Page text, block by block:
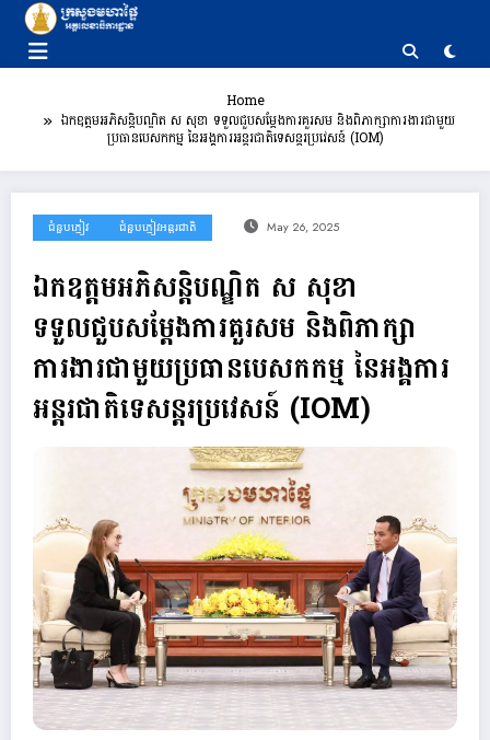
content
Home
ឯកឧត្តមអភិសន្តិបណ្ឌិត ស សុខា ទទួលជួបសម្តែងការគួរសម និងពិភាក្សាការងារជាមួយ
ប្រធានបេសកកម្ម នៃអង្គការអន្តរជាតិទេសន្តរប្រវេសន៍ (IOM)
ជំនួបភ្ញៀវ ជំនួបភ្ញៀវអន្តរជាតិ May 26, 2025
ឯកឧត្តមអភិសន្តិបណ្ឌិត ស សុខា
ទទួលជួបសម្តែងការគួរសម និងពិភាក្សា
ការងារជាមួយប្រធានបេសកកម្ម នៃអង្គការ
អន្តរជាតិទេសន្តរប្រវេសន៍ (IOM)